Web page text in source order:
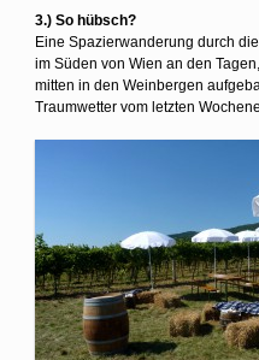
3.) So hübsch?
Eine Spazierwanderung durch
im Süden von Wien an den
mitten in den Weinbergen
Traumwetter vom letzten